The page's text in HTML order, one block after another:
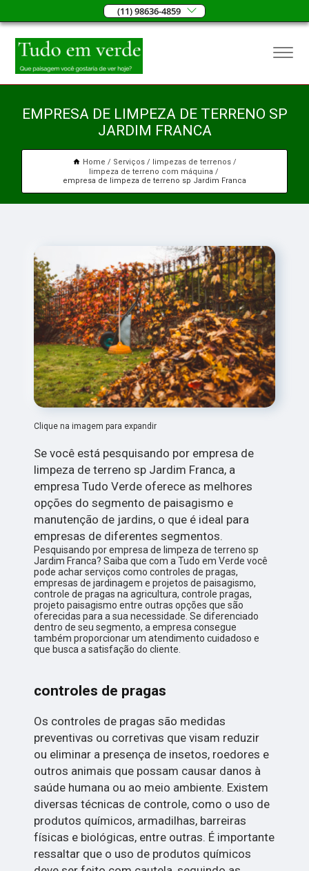
(11) 98636-4859
EMPRESA DE LIMPEZA DE TERRENO SP
JARDIM FRANCA
Home Serviços
limpezas de terrenos
limpeza de terreno com máquina
empresa de limpeza de terreno sp Jardim Franca
Clique na imagem para expandir
Se você está pesquisando por empresa de
limpeza de terreno sp Jardim Franca, a
empresa Tudo Verde oferece as melhores
opções do segmento de paisagismo e
manutenção de jardins, o que é ideal para
empresas de diferentes segmentos.
Pesquisando por empresa de limpeza de terreno sp
Jardim Franca? Saiba que com a Tudo em Verde você
pode achar serviços como controles de pragas,
empresas de jardinagem e projetos de paisagismo,
controle de pragas na agricultura, controle pragas,
projeto paisagismo entre outras opções que são
oferecidas para a sua necessidade. Se diferenciado
dentro de seu segmento, a empresa consegue
também proporcionar um atendimento cuidadoso e
que busca a satisfação do cliente.
controles de pragas
Os controles de pragas são medidas
preventivas ou corretivas que visam reduzir
ou eliminar a presença de insetos, roedores e
outros animais que possam causar danos à
saúde humana ou ao meio ambiente. Existem
diversas técnicas de controle, como o uso de
produtos químicos, armadilhas, barreiras
físicas e biológicas, entre outras. É importante
ressaltar que o uso de produtos químicos